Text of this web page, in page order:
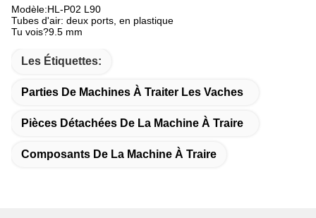
Modèle:HL-P02 L90
Tubes d'air: deux ports, en plastique
Tu vois?9.5 mm
Les Étiquettes:
Parties De Machines À Traiter Les Vaches
Pièces Détachées De La Machine À Traire
Composants De La Machine À Traire